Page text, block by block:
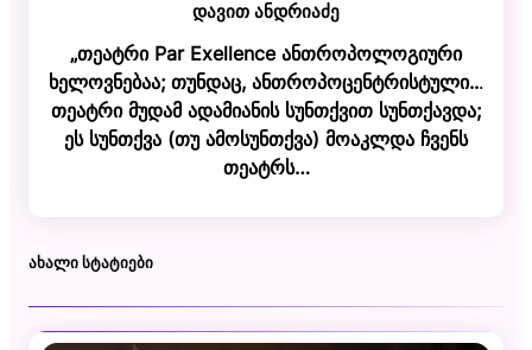
დავით ანდრიაძე
„თეატრი Par Exellence ანთროპოლოგიური
ხელოვნებაა; თუნდაც, ანთროპოცენტრისტული...
თეატრი მუდამ ადამიანის სუნთქვით სუნთქავდა;
ეს სუნთქვა (თუ ამოსუნთქვა) მოაკლდა ჩვენს
თეატრს…
ᲐᲮᲐᲚᲘ ᲡᲢᲐᲢᲘᲔᲑᲘ